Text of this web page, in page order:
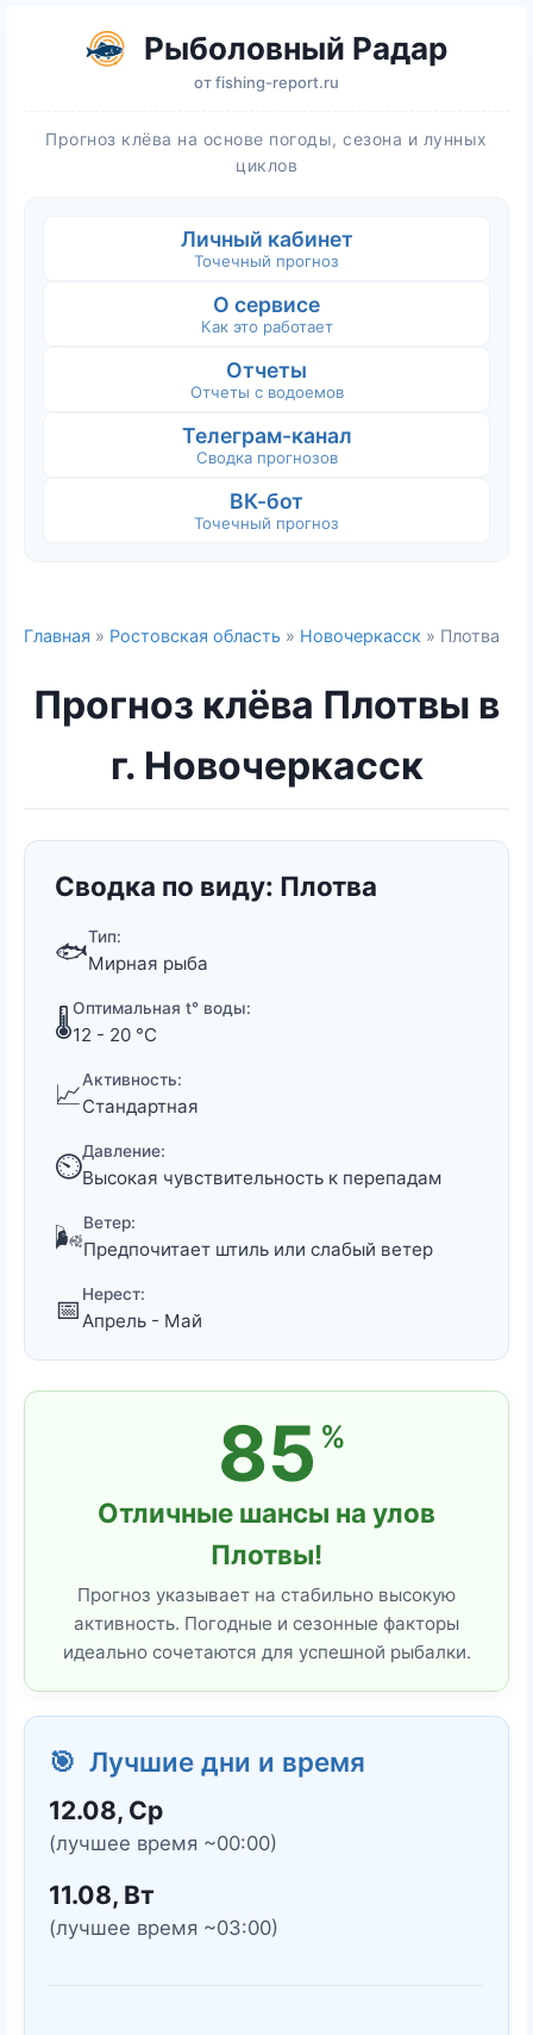
Рыболовный Радар
отfishing-report.ru
Прогноз клёва на основе погоды, сезона и лунных
циклов
Личный кабинет
Точечный прогноз
О сервисе
Как это работает
Отчеты
Отчеты с водоемов
Телеграм-канал
Сводка прогнозов
ВК-бот
Точечный прогноз
Главная » Ростовская область » Новочеркасск » Плотва
Прогноз клёва Плотвы в
г. Новочеркасск
Сводка по виду: Плотва
🐟Тип:
Мирная рыба
🌡️Оптимальная t° воды:
12 - 20 °C
📈Активность:
Стандартная
⏲️Давление:
Высокая чувствительность к перепадам
🌬️Ветер:
Предпочитает штиль или слабый ветер
📅 Нерест:
Апрель - Май
85 %
Отличные шансы на улов
Плотвы!
Прогноз указывает на стабильно высокую
активность. Погодные и сезонные факторы
идеально сочетаются для успешной рыбалки.
🎯 Лучшие дни и время
12.08, Ср
(лучшее время ~00:00)
11.08, Вт
(лучшее время ~03:00)